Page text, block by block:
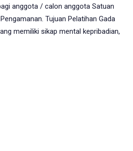
anggota / calon anggota Satuan
Tujuan Pelatihan Gada
memiliki sikap mental kepribadian,